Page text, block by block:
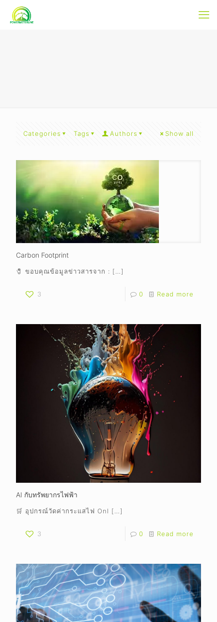
Categories Tags Authors Show all
Carbon Footprint
🧷 ขอบคุณข้อมูลข่าวสารจาก : […]
3 0 Read more
AI กับทรัพยากรไฟฟ้า
🛒 อุปกรณ์วัดค่ากระแสไฟ Onl […]
3 0 Read more